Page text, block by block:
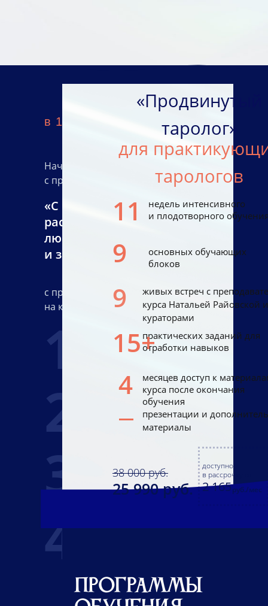
Начните знакомство с картами Таро
с просмотра бесплатного вебинара:
с практикой и обратной связью,
на котором мы разберём:
Частые вопросы новичков
Старшие Арканы колоды
Таро Райдера Уэйта
Путь к профессии таролог
1
2
3
4
в 15:00 (мск)
«С нуля научись делать
расклады Таро на деньги,
любовь и здоровье»
и зарабатывай на этом
недель интенсивного
и плодотворного
основных обучающих
блоков
практических заданий для
отработки навыков
презентации и
материалы
15+
11
9
9
4
живых встреч с
курса Натальей Райовской и
кураторами
месяцев доступ к
курса после окончания
обучения
«Продвинутый
таролог»
25 990 руб.
38 000 руб.
доступно
в рассрочку от
2 165руб./мес
для
тарологов
Программы